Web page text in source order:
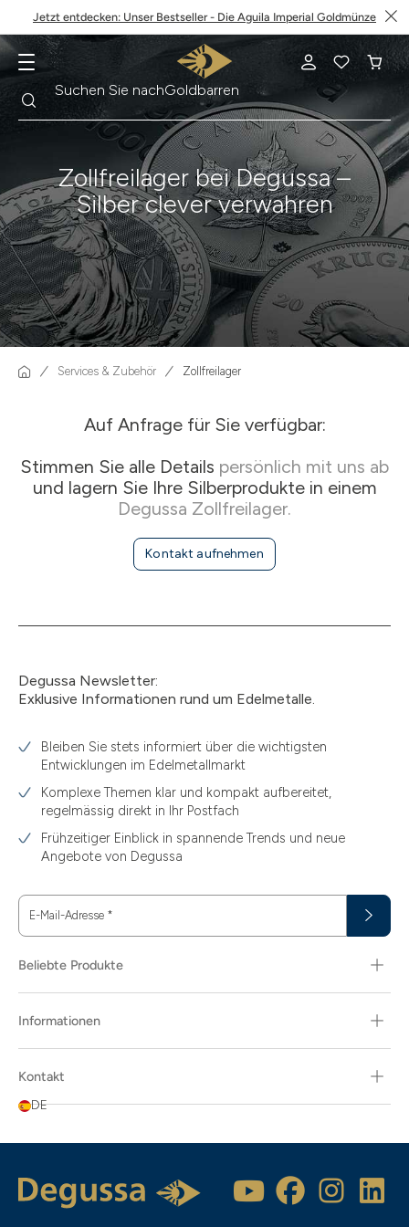
Jetzt entdecken: Unser Bestseller - Die Aguila Imperial Goldmünze
Suchen Sie nachGoldbarren
Zollfreilager bei Degussa –
Silber clever verwahren
Services & Zubehör Zollfreilager
Auf Anfrage für Sie verfügbar:
Stimmen Sie alle Details persönlich mit uns ab
und lagern Sie Ihre Silberprodukte in einem
Degussa Zollfreilager.
Kontakt aufnehmen
Degussa Newsletter:
Exklusive Informationen rund um Edelmetalle.
Bleiben Sie stets informiert über die wichtigsten
Entwicklungen im Edelmetallmarkt
Komplexe Themen klar und kompakt aufbereitet,
regelmässig direkt in Ihr Postfach
Frühzeitiger Einblick in spannende Trends und neue
Angebote von Degussa
E-Mail-Adresse *
Beliebte Produkte
Informationen
Kontakt
DE